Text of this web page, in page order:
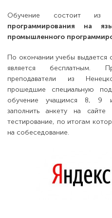
Обучение состоит
программирования на
промышленного
По окончании учебы выдается
является бесплатным.
преподаватели из
прошедшие специальную
обучение учащимся 8, 9
заполнить анкету на
тестирование, по итогам
на собеседование.